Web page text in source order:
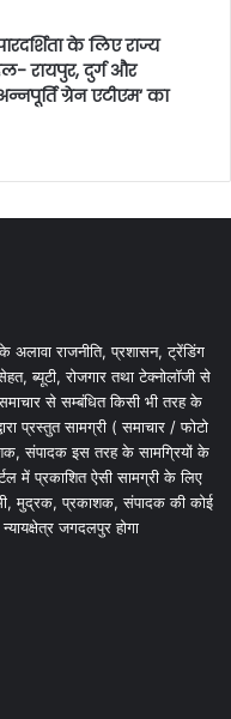
के लिए राज्य
रायपुर, दुर्ग और
ग्रेन एटीएम‘ का
अलावा राजनीति, प्रशासन, ट्रेंडिंग
ब्यूटी, रोजगार तथा टेक्नोलॉजी से
से सम्बंधित किसी भी तरह के
प्रस्तुत सामग्री ( समाचार / फोटो
संपादक इस तरह के सामग्रियों के
में प्रकाशित ऐसी सामग्री के लिए
मुद्रक, प्रकाशक, संपादक की कोई
न्यायक्षेत्र जगदलपुर होगा